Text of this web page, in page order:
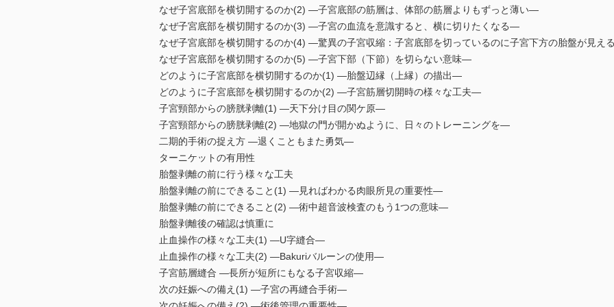
なぜ子宮底部を横切開するのか(2) ―子宮底部の筋層は、体部の筋層よりもずっと薄い―
なぜ子宮底部を横切開するのか(3) ―子宮の血流を意識すると、横に切りたくなる―
なぜ子宮底部を横切開するのか(4) ―驚異の子宮収縮：子宮底部を切っているのに子宮下方の胎盤が見え
なぜ子宮底部を横切開するのか(5) ―子宮下部（下節）を切らない意味―
どのように子宮底部を横切開するのか(1) ―胎盤辺縁（上縁）の描出―
どのように子宮底部を横切開するのか(2) ―子宮筋層切開時の様々な工夫―
子宮頸部からの膀胱剥離(1) ―天下分け目の関ケ原―
子宮頸部からの膀胱剥離(2) ―地獄の門が開かぬように、日々のトレーニングを―
二期的手術の捉え方 ―退くこともまた勇気―
ターニケットの有用性
胎盤剥離の前に行う様々な工夫
胎盤剥離の前にできること(1) ―見ればわかる肉眼所見の重要性―
胎盤剥離の前にできること(2) ―術中超音波検査のもう1つの意味―
胎盤剥離後の確認は慎重に
止血操作の様々な工夫(1) ―U字縫合―
止血操作の様々な工夫(2) ―Bakuriバルーンの使用―
子宮筋層縫合 ―長所が短所にもなる子宮収縮―
次の妊娠への備え(1) ―子宮の再縫合手術―